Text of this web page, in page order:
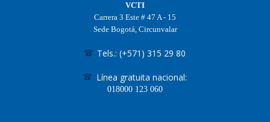
VCTI
Carrera 3 Este # 47 A - 15
Sede Bogotá, Circunvalar
Tels.: (+571) 315 29 80
Línea gratuita nacional:
018000 123 060